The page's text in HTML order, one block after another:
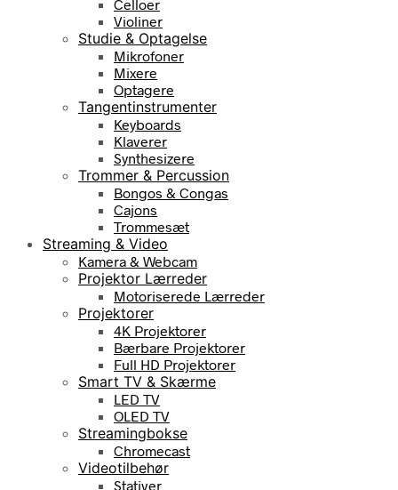
Celloer
Violiner
Studie & Optagelse
Mikrofoner
Mixere
Optagere
Tangentinstrumenter
Keyboards
Klaverer
Synthesizere
Trommer & Percussion
Bongos & Congas
Cajons
Trommesæt
Streaming & Video
Kamera & Webcam
Projektor Lærreder
Motoriserede Lærreder
Projektorer
4K Projektorer
Bærbare Projektorer
Full HD Projektorer
Smart TV & Skærme
LED TV
OLED TV
Streamingbokse
Chromecast
Videotilbehør
Stativer